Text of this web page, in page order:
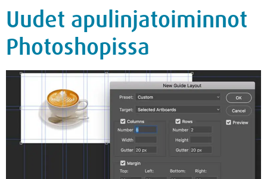
Uudet apulinjatoiminnot
Photoshopissa